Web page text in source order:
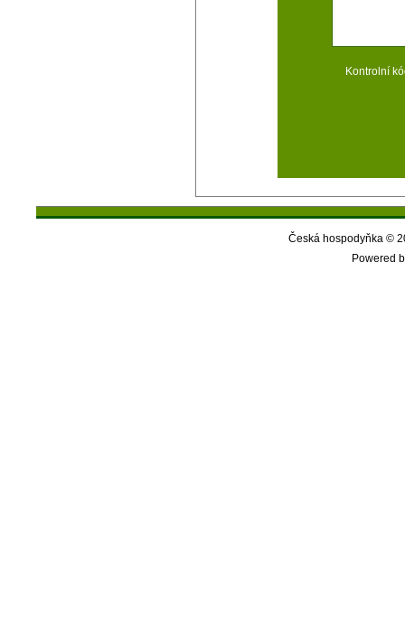
Kontrolní
Česká hospodyňka ©
Powered